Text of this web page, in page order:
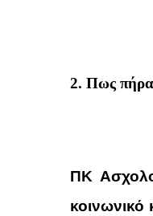
2. Πως
ΠΚ
κοινωνικό